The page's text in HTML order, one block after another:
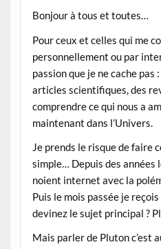
Bonjour à tous et toutes…
Pour ceux et celles qui me
personnellement ou par
passion que je ne cache pas
articles scientifiques, des
comprendre ce qui nous a
maintenant dans l’Univers.
Je prends le risque de faire
simple… Depuis des années
noient internet avec la
Puis le mois passée je
devinez le sujet principal ?
Mais parler de Pluton c’est